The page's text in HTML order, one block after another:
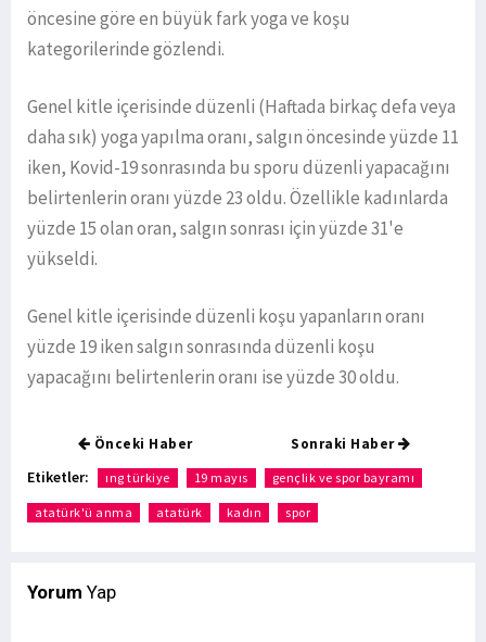
öncesine göre en büyük fark yoga ve koşu
kategorilerinde gözlendi.
Genel kitle içerisinde düzenli (Haftada birkaç defa veya
daha sık) yoga yapılma oranı, salgın öncesinde yüzde 11
iken, Kovid-19 sonrasında bu sporu düzenli yapacağını
belirtenlerin oranı yüzde 23 oldu. Özellikle kadınlarda
yüzde 15 olan oran, salgın sonrası için yüzde 31'e
yükseldi.
Genel kitle içerisinde düzenli koşu yapanların oranı
yüzde 19 iken salgın sonrasında düzenli koşu
yapacağını belirtenlerin oranı ise yüzde 30 oldu.
Önceki Haber Sonraki Haber
Etiketler: ıng türkiye 19 mayıs gençlik ve spor bayramı
atatürk'ü anma atatürk kadın spor
Yorum Yap